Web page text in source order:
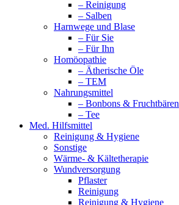
– Reinigung
– Salben
Harnwege und Blase
– Für Sie
– Für Ihn
Homöopathie
– Ätherische Öle
– TEM
Nahrungsmittel
– Bonbons & Fruchtbären
– Tee
Med. Hilfsmittel
Reinigung & Hygiene
Sonstige
Wärme- & Kältetherapie
Wundversorgung
Pflaster
Reinigung
Reinigung & Hygiene